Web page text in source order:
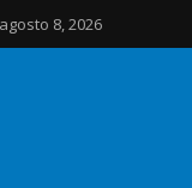
agosto 8, 2026